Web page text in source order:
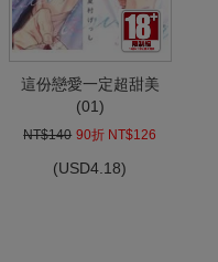
這份戀愛一定超甜美
(01)
NT$140 90折 NT$126
(USD4.18)